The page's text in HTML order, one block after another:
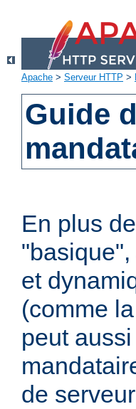
Apache > Serveur HTTP >
Guide
En plus
et
(comme
peut
de